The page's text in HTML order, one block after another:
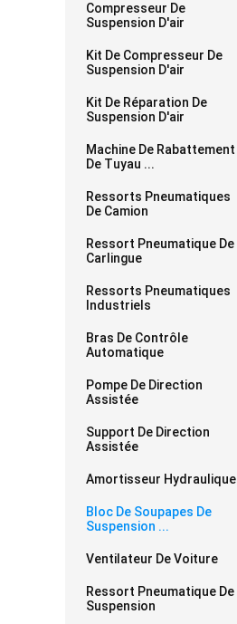
Compresseur De
Suspension D'air
Kit De Compresseur De
Suspension D'air
Kit De Réparation De
Suspension D'air
Machine De Rabattement
De Tuyau ...
Ressorts Pneumatiques
De Camion
Ressort Pneumatique De
Carlingue
Ressorts Pneumatiques
Industriels
Bras De Contrôle
Automatique
Pompe De Direction
Assistée
Support De Direction
Assistée
Amortisseur Hydraulique
Bloc De Soupapes De
Suspension ...
Ventilateur De Voiture
Ressort Pneumatique De
Suspension